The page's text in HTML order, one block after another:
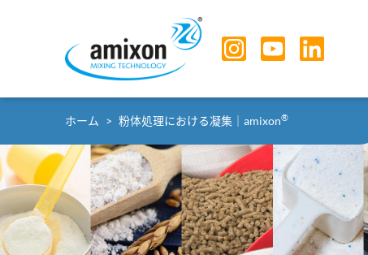
You are here:
ホーム 粉体処理における凝集｜amixon®